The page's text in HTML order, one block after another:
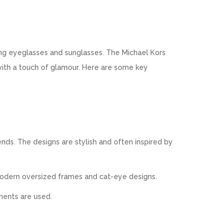
eyeglasses and sunglasses. The Michael Kors
a touch of glamour. Here are some key
The designs are stylish and often inspired by
oversized frames and cat-eye designs.
are used.